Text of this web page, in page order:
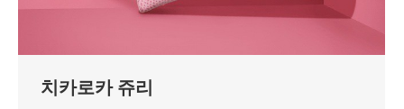
치카로카 쥬리